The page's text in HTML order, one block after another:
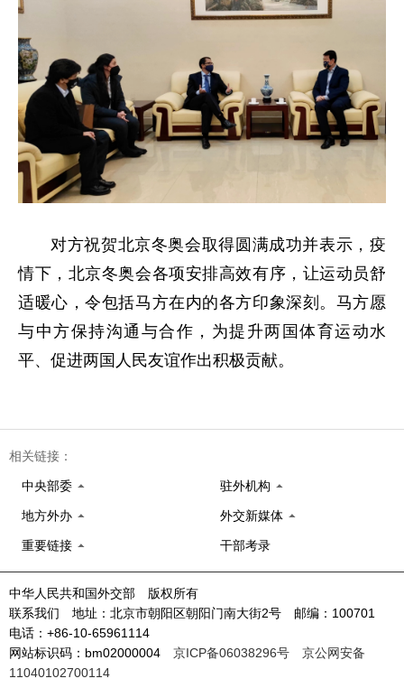
对方祝贺北京冬奥会取得圆满成功并表示，疫
情下，北京冬奥会各项安排高效有序，让运动员舒
适暖心，令包括马方在内的各方印象深刻。马方愿
与中方保持沟通与合作，为提升两国体育运动水
平、促进两国人民友谊作出积极贡献。
相关链接：
中央部委 驻外机构
地方外办 外交新媒体
重要链接 干部考录
中华人民共和国外交部 版权所有
联系我们 地址：北京市朝阳区朝阳门南大街2号 邮编：100701
电话：+86-10-65961114
网站标识码：bm02000004 京ICP备06038296号
京公网安备
11040102700114